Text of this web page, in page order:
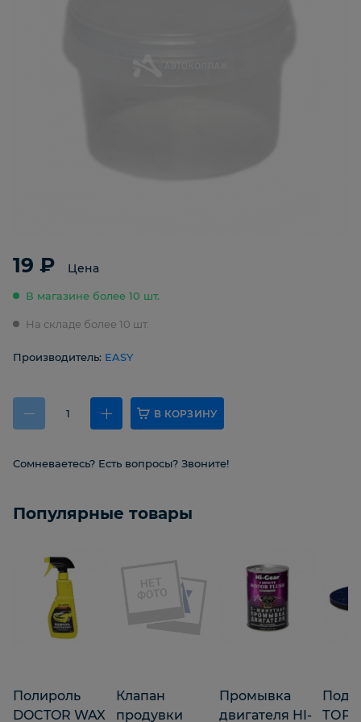
19 ₽ Цена
В магазине более 10 шт.
На складе более 10 шт.
Производитель: EASY
В КОРЗИНУ
Сомневаетесь? Есть вопросы? Звоните!
Популярные товары
Полироль
DOCTOR WAX
Клапан
продувки
Промывка
двигателя HI-
ТОР